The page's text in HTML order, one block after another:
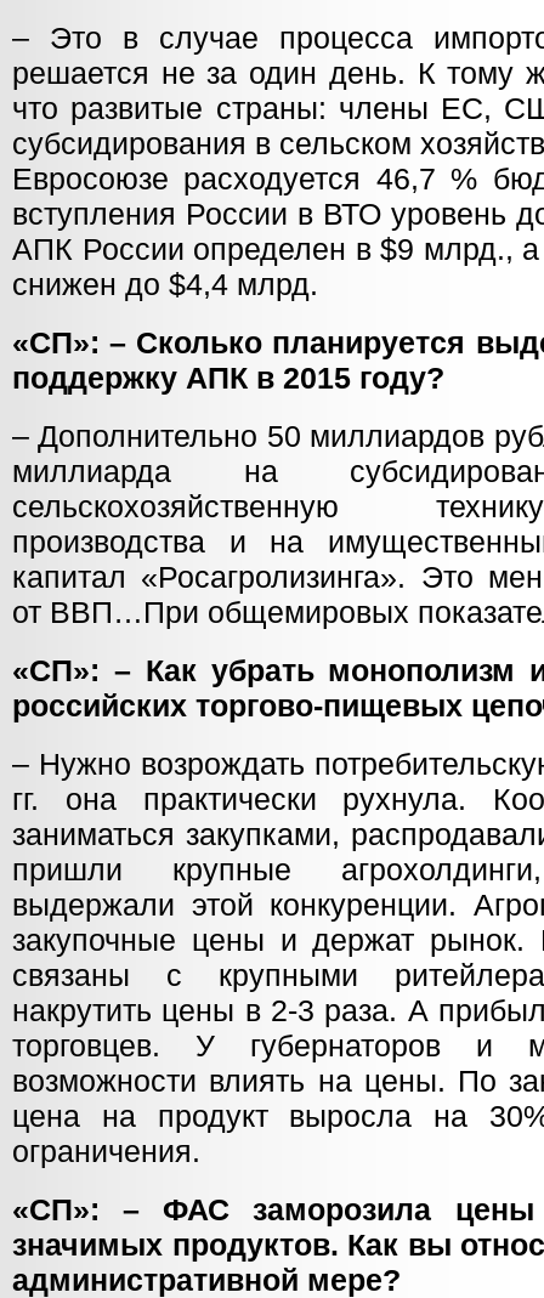
– Это в случае процесса
решается не за один день. К тому
что развитые страны: члены ЕС,
субсидирования в сельском
Евросоюзе расходуется 46,7 %
вступления России в ВТО уровень
АПК России определен в $9 млрд., а
снижен до $4,4 млрд.
«СП»: – Сколько планируется
поддержку АПК в 2015 году?
– Дополнительно 50 миллиардов
миллиарда на
сельскохозяйственную
производства и на
капитал «Росагролизинга». Это
от ВВП…При общемировых
«СП»: – Как убрать монополизм
российских торгово-пищевых
– Нужно возрождать
гг. она практически рухнула.
заниматься закупками,
пришли крупные
выдержали этой конкуренции.
закупочные цены и держат рынок.
связаны с крупными
накрутить цены в 2-3 раза. А
торговцев. У губернаторов и
возможности влиять на цены. По
цена на продукт выросла на
ограничения.
«СП»: – ФАС заморозила цены
значимых продуктов. Как вы
административной мере?